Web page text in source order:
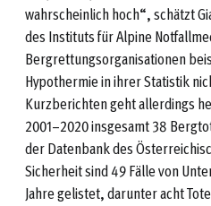
wahrscheinlich hoch“, schätzt
des Instituts für Alpine
Bergrettungsorganisationen
Hypothermie in ihrer Statistik
Kurzberichten geht allerdings
2001–2020 insgesamt 38
der Datenbank des
Sicherheit sind 49 Fälle von
Jahre gelistet, darunter acht